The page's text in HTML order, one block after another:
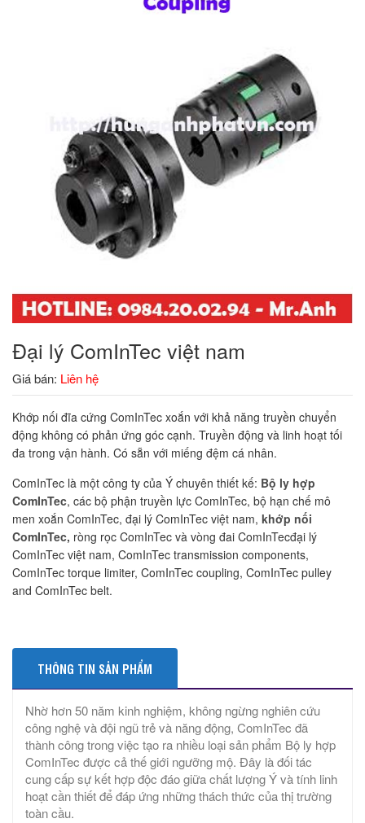
Đại lý ComInTec việt nam
Giá bán: Liên hệ
Khớp nối đĩa cứng ComInTec xoắn với khả năng truyền chuyển
động không có phản ứng góc cạnh. Truyền động và linh hoạt tối
đa trong vận hành. Có sẵn với miếng đệm cá nhân.
ComInTec là một công ty của Ý chuyên thiết kế: Bộ ly hợp
ComInTec, các bộ phận truyền lực ComInTec, bộ hạn chế mô
men xoắn ComInTec, đại lý ComInTec việt nam, khớp nối
ComInTec, ròng rọc ComInTec và vòng đai ComInTecđại lý
ComInTec việt nam, ComInTec transmission components,
ComInTec torque limiter, ComInTec coupling, ComInTec pulley
and ComInTec belt.
THÔNG TIN SẢN PHẨM
Nhờ hơn 50 năm kinh nghiệm, không ngừng nghiên cứu
công nghệ và đội ngũ trẻ và năng động, ComInTec đã
thành công trong việc tạo ra nhiều loại sản phẩm Bộ ly hợp
ComInTec được cả thế giới ngưỡng mộ. Đây là đối tác
cung cấp sự kết hợp độc đáo giữa chất lượng Ý và tính linh
hoạt cần thiết để đáp ứng những thách thức của thị trường
toàn cầu.